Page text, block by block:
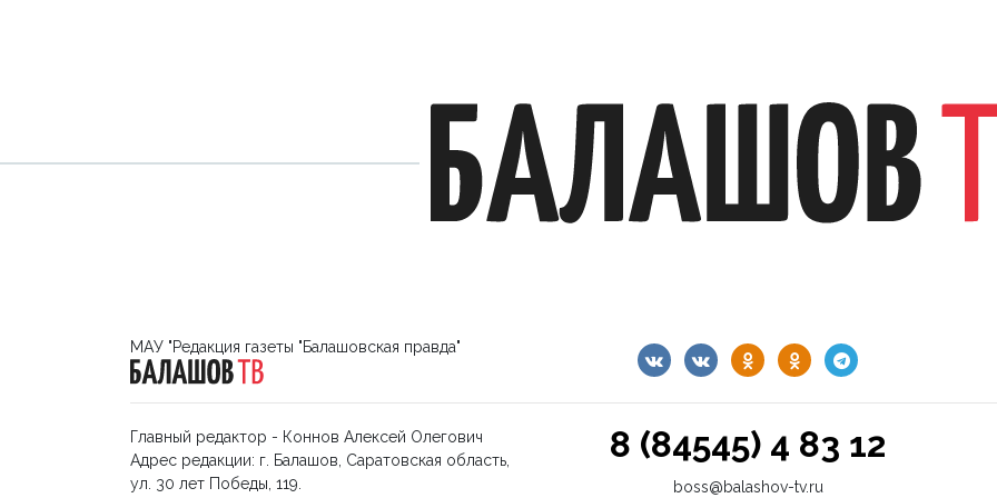
МАУ "Редакция газеты "Балашовская правда"
Главный редактор - Коннов Алексей Олегович
Адрес редакции: г. Балашов, Саратовская область,
ул. 30 лет Победы, 119.
8 (84545) 4 83 12
boss@balashov-tv.ru